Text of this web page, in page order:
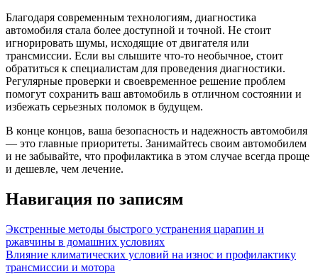
Благодаря современным технологиям, диагностика
автомобиля стала более доступной и точной. Не стоит
игнорировать шумы, исходящие от двигателя или
трансмиссии. Если вы слышите что-то необычное, стоит
обратиться к специалистам для проведения диагностики.
Регулярные проверки и своевременное решение проблем
помогут сохранить ваш автомобиль в отличном состоянии и
избежать серьезных поломок в будущем.
В конце концов, ваша безопасность и надежность автомобиля
— это главные приоритеты. Занимайтесь своим автомобилем
и не забывайте, что профилактика в этом случае всегда проще
и дешевле, чем лечение.
Навигация по записям
Экстренные методы быстрого устранения царапин и
ржавчины в домашних условиях
Влияние климатических условий на износ и профилактику
трансмиссии и мотора